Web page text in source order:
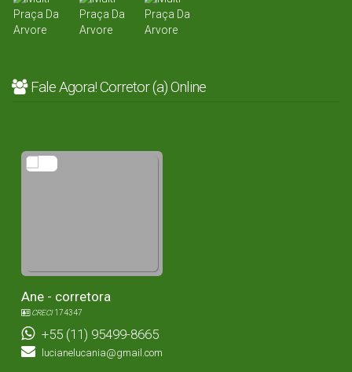
Fale Agora! Corretor (a) Online
Ane - corretora
CRECI174347
+55 (11) 95499-8665
lucianelucania@gmail.com